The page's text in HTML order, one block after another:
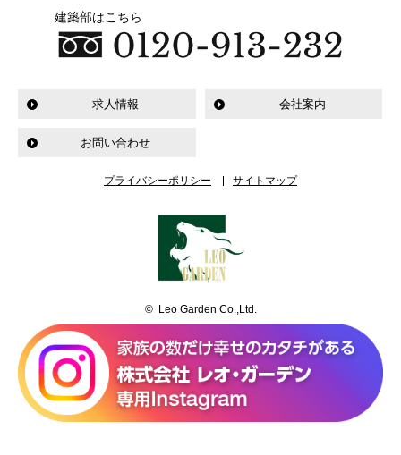
建築部はこちら
求人情報 会社案内
お問い合わせ
プライバシーポリシー サイトマップ
© Leo Garden Co.,Ltd.